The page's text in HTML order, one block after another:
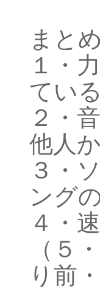
まと
１・
ている
２・
他人
３・
ング
４・
（５
り前